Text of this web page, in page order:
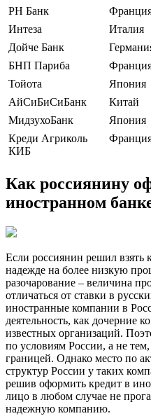
РН Банк
Интеза
Италия
Дойче Банк
БНП Париба
Тойота
Япония
АйСиБиСиБанк
Китай
МидзухоБанк
Япония
Креди Агриколь
КИБ
Как россиянину
иностранном
Если россиянин решил взять
надежде на более низкую
разочарование – величина
отличаться от ставки в
иностранные компании в
деятельность, как дочерние
известных организаций.
по условиям России, а не
границей. Однако место по
структур России у таких
решив оформить кредит в
лицо в любом случае не
надежную компанию.